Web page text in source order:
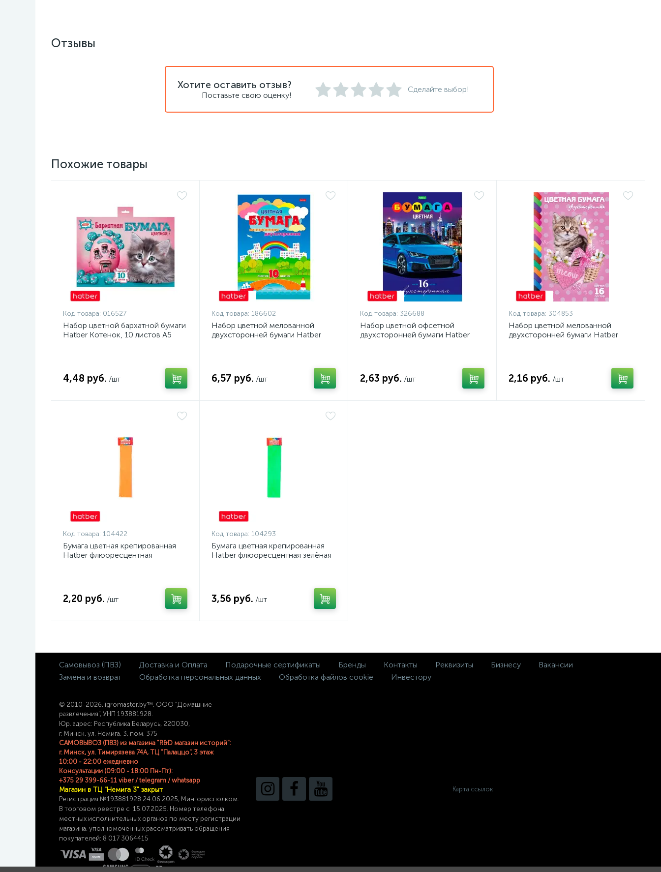
Отзывы
Хотите оставить отзыв?
Поставьте свою оценку!
Сделайте выбор!
Похожие товары
Код товара: 016527
Набор цветной бархатной бумаги
Hatber Котенок, 10 листов А5
4,48 руб. /шт
Код товара: 186602
Набор цветной мелованной
двухсторонней бумаги Hatber
6,57 руб. /шт
Код товара: 326688
Набор цветной офсетной
двухсторонней бумаги Hatber
2,63 руб. /шт
Код товара: 304853
Набор цветной мелованной
двухсторонней бумаги Hatber
2,16 руб. /шт
Код товара: 104422
Бумага цветная крепированная
Hatber флюоресцентная
2,20 руб. /шт
Код товара: 104293
Бумага цветная крепированная
Hatber флюоресцентная зелёная
3,56 руб. /шт
Самовывоз (ПВЗ) Доставка и Оплата Подарочные сертификаты Бренды Контакты Реквизиты Бизнесу
Вакансии
Замена и возврат
Обработка персональных данных Обработка файлов cookie Инвестору
© 2010-2026, igromaster.by™, ООО "Домашние
развлечения", УНП 193881928.
Юр. адрес: Республика Беларусь, 220030,
г. Минск, ул. Немига, 3, пом. 375
САМОВЫВОЗ (ПВЗ) из магазина "R&D магазин историй":
г. Минск, ул. Тимирязева 74A, ТЦ "Палаццо", 3 этаж
10:00 - 22:00 ежедневно
Консультации (09:00 - 18:00 Пн-Пт):
+375 29 399-66-11 viber / telegram / whatsapp
Магазин в ТЦ "Немига 3" закрыт
Регистрация №193881928 24 .06.2025, Мингорисполком.
В торговом реестре с 15.07.2025. Номер телефона
местных исполнительных органов по месту регистрации
магазина,уполномоченных рассматривать обращения
покупателей: 8 017 3064415
Карта ссылок